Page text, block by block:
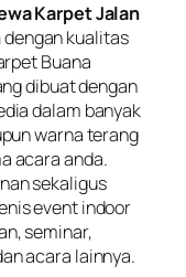
Karpet Jalan
dengan kualitas
Buana
dibuat dengan
dalam banyak
warna terang
acara anda.
sekaligus
event indoor
seminar,
acara lainnya.